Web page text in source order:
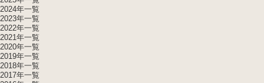
2024年一覧
2023年一覧
2022年一覧
2021年一覧
2020年一覧
2019年一覧
2018年一覧
2017年一覧